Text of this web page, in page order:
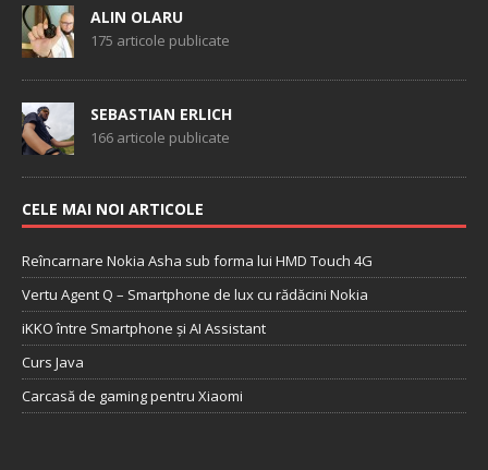
ALIN OLARU
175 articole publicate
SEBASTIAN ERLICH
166 articole publicate
CELE MAI NOI ARTICOLE
Reîncarnare Nokia Asha sub forma lui HMD Touch 4G
Vertu Agent Q – Smartphone de lux cu rădăcini Nokia
iKKO între Smartphone și AI Assistant
Curs Java
Carcasă de gaming pentru Xiaomi